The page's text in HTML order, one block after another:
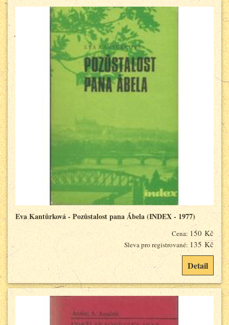
Eva Kantůrková - Pozůstalost pana Ábela (INDEX - 1977)
Cena: 150 Kč
Sleva pro registrované: 135 Kč
Detail